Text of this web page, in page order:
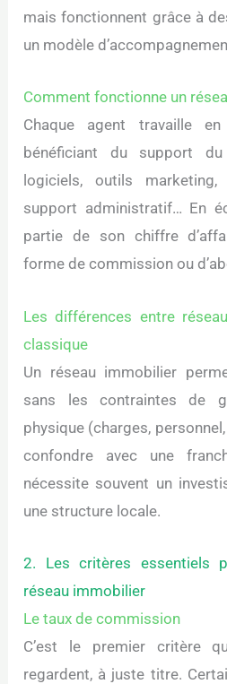
mais fonctionnent grâce à
un modèle
Comment fonctionne un
Chaque agent travaille
bénéficiant du support
logiciels, outils marketing,
support administratif… En
partie de son chiffre
forme de commission ou
Les différences entre
classique
Un réseau immobilier
sans les contraintes de
physique (charges,
confondre avec une
nécessite souvent un
une structure locale.
2. Les critères essentiels
réseau immobilier
Le taux de commission
C’est le premier critère
regardent, à juste titre.